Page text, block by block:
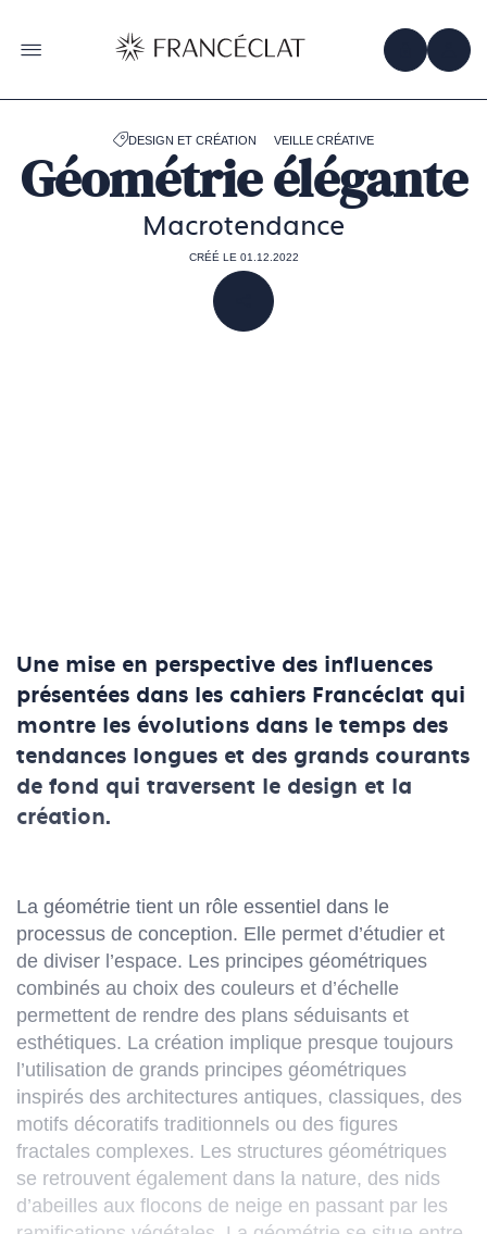
la
page
de
OBTENIR
DESIGN ET CRÉATION VEILLE CRÉATIVE
Géométrie élégante
Macrotendance
CRÉÉ LE 01.12.2022
PARTAGER
Une mise en perspective des influences
présentées dans les cahiers Francéclat qui
montre les évolutions dans le temps des
tendances longues et des grands courants
de fond qui traversent le design et la
création.
La géométrie tient un rôle essentiel dans le
processus de conception. Elle permet d’étudier et
de diviser l’espace. Les principes géométriques
combinés au choix des couleurs et d’échelle
permettent de rendre des plans séduisants et
esthétiques. La création implique presque toujours
l’utilisation de grands principes géométriques
inspirés des architectures antiques, classiques, des
motifs décoratifs traditionnels ou des figures
fractales complexes. Les structures géométriques
se retrouvent également dans la nature, des nids
d’abeilles aux flocons de neige en passant par les